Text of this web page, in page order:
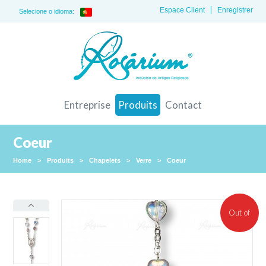
Selecione o idioma: Enregistrer
Espace Client
Entreprise Produits Contact
Coeur
Home > Produits > Chapelets > Verre > Coeur
Out of